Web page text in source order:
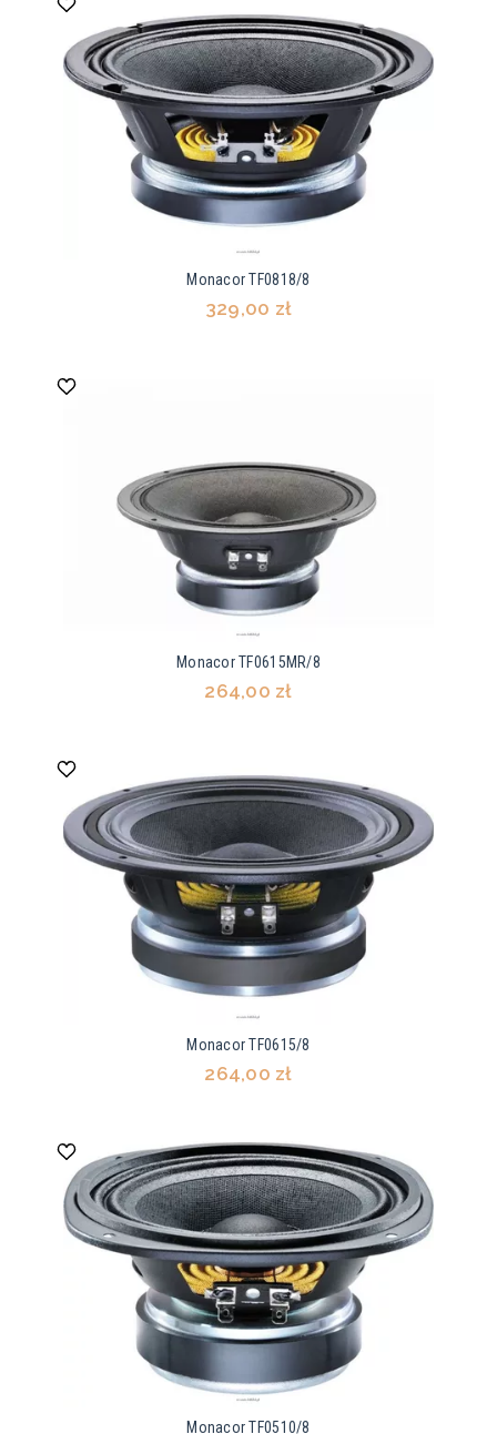
Monacor TF0818/8
329,00 zł
Monacor TF0615MR/8
264,00 zł
Monacor TF0615/8
264,00 zł
Monacor TF0510/8